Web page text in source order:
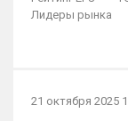
Лидеры рынка
21 октября 2025